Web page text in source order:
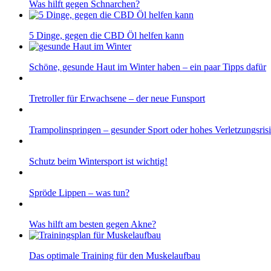
Was hilft gegen Schnarchen?
5 Dinge, gegen die CBD Öl helfen kann
Schöne, gesunde Haut im Winter haben – ein paar Tipps dafür
Tretroller für Erwachsene – der neue Funsport
Trampolinspringen – gesunder Sport oder hohes
Schutz beim Wintersport ist wichtig!
Spröde Lippen – was tun?
Was hilft am besten gegen Akne?
Das optimale Training für den Muskelaufbau